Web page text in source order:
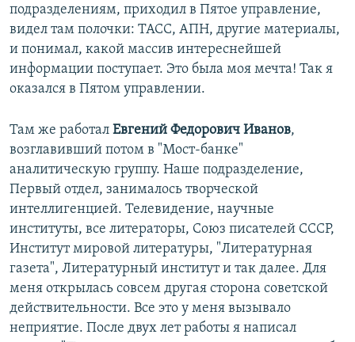
подразделениям, приходил в Пятое управление,
видел там полочки: ТАСС, АПН, другие материалы,
и понимал, какой массив интереснейшей
информации поступает. Это была моя мечта! Так я
оказался в Пятом управлении.
Там же работал Евгений Федорович Иванов,
возглавивший потом в "Мост-банке"
аналитическую группу. Наше подразделение,
Первый отдел, занималось творческой
интеллигенцией. Телевидение, научные
институты, все литераторы, Союз писателей СССР,
Институт мировой литературы, "Литературная
газета", Литературный институт и так далее. Для
меня открылась совсем другая сторона советской
действительности. Все это у меня вызывало
неприятие. После двух лет работы я написал